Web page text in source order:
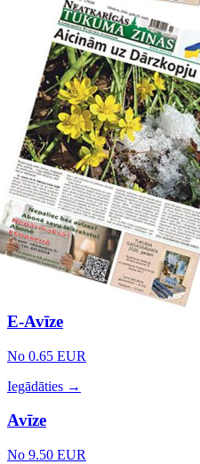
E-Avīze
No 0.65 EUR
Iegādāties →
Avīze
No 9.50 EUR